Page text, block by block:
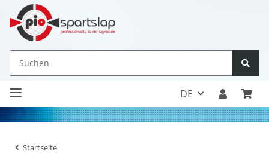
DE
Startseite